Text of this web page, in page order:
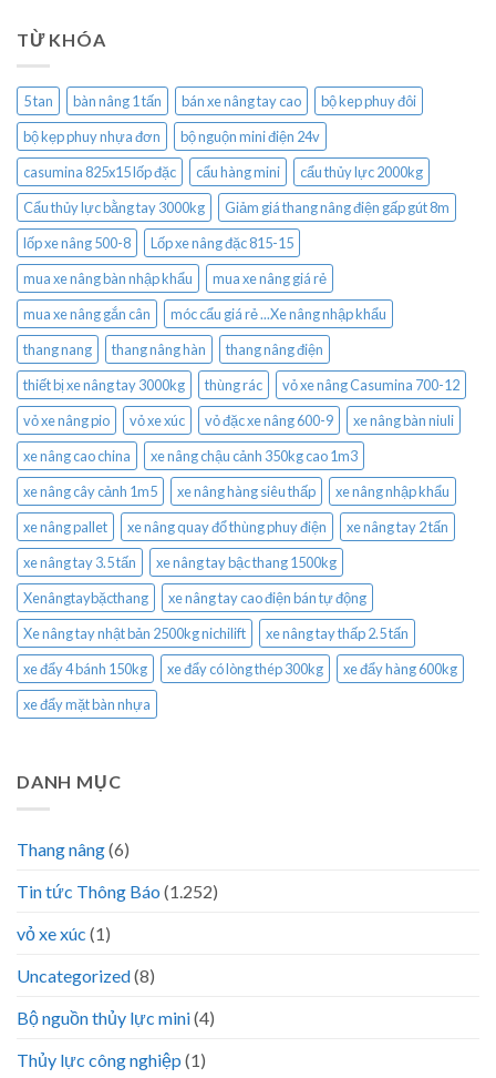
TỪ KHÓA
5 tan bàn nâng 1 tấn bán xe nâng tay cao
bộ kep phuy đôi
bộ kẹp phuy nhựa đơn
bộ nguộn mini điện 24v
casumina 825x15 lốp đặc
cẩu hàng mini
cẩu thủy lực 2000kg
Cẩu thủy lực bằng tay 3000kg
Giảm giá thang nâng điện gấp gút 8m
lốp xe nâng 500-8
Lốp xe nâng đặc 815-15
mua xe nâng bàn nhập khẩu
mua xe nâng giá rẻ
mua xe nâng gắn cân
móc cẩu giá rẻ ...Xe nâng nhập khẩu
thang nang
thang nâng hàn
thang nâng điện
thiết bị xe nâng tay 3000kg
thùng rác
vỏ xe nâng Casumina 700-12
vỏ xe nâng pio
vỏ xe xúc vỏ đặc xe nâng 600-9
xe nâng bàn niuli
xe nâng cao china
xe nâng chậu cảnh 350kg cao 1m3
xe nâng cây cảnh 1m5
xe nâng hàng siêu thấp
xe nâng nhập khẩu
xe nâng pallet
xe nâng quay đổ thùng phuy điện
xe nâng tay 2 tấn
xe nâng tay 3.5 tấn
xe nâng tay bậc thang 1500kg
Xenângtaybặcthang
xe nâng tay cao điện bán tự động
Xe nâng tay nhật bản 2500kg nichilift
xe nâng tay thấp 2.5 tấn
xe đẩy 4 bánh 150kg
xe đẩy có lòng thép 300kg
xe đẩy hàng 600kg
xe đẩy mặt bàn nhựa
DANH MỤC
Thang nâng(6)
Tin tức Thông Báo (1.252)
vỏ xe xúc (1)
Uncategorized(8)
Bộ nguồn thủy lực mini(4)
Thủy lực công nghiệp (1)